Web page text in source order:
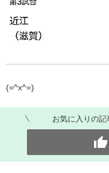
(=^x^=)
お気に入りの